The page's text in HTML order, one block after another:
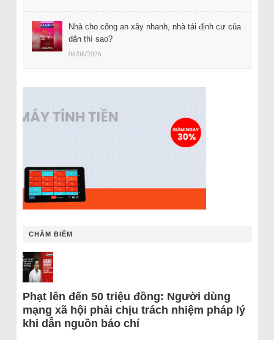
Nhà cho công an xây nhanh, nhà tái định cư của
dân thì sao?
08/08/2026
CHÂM BIẾM
Phạt lên đến 50 triệu đồng: Người dùng
mạng xã hội phải chịu trách nhiệm pháp lý
khi dẫn nguồn báo chí